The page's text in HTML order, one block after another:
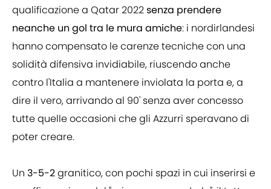
qualificazione a Qatar 2022senza prendere
neanche un gol tra le mura amiche: i nordirlandesi
hanno compensato le carenze tecniche con una
solidità difensiva invidiabile, riuscendo anche
contro l'Italia a mantenere inviolata la porta e, a
dire il vero, arrivando al 90' senza aver concesso
tutte quelle occasioni che gli Azzurri speravano di
poter creare.
Un 3-5-2granitico, con pochi spazi in cui inserirsi e